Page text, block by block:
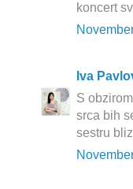
koncert
Iva
S
srca bih
sestru